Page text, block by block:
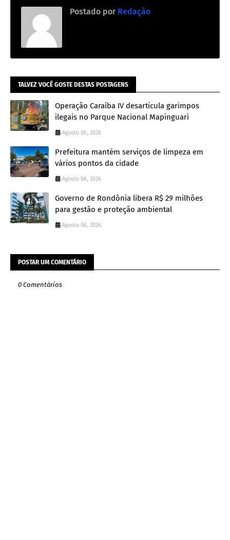
Postado por Redação
TALVEZ VOCÊ GOSTE DESTAS POSTAGENS
Operação Caraíba IV desarticula garimpos
ilegais no Parque Nacional Mapinguari
Agosto 06, 2026
Prefeitura mantém serviços de limpeza em
vários pontos da cidade
Agosto 06, 2026
Governo de Rondônia libera R$ 29 milhões
para gestão e proteção ambiental
Agosto 06, 2026
POSTAR UM COMENTÁRIO
0 Comentários